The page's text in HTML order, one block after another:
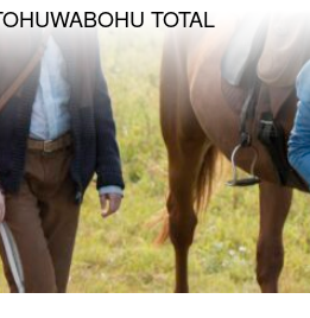
TOTAL